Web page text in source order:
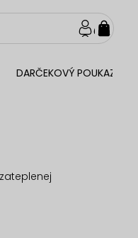
DARČEKOVÝ POUKAZ